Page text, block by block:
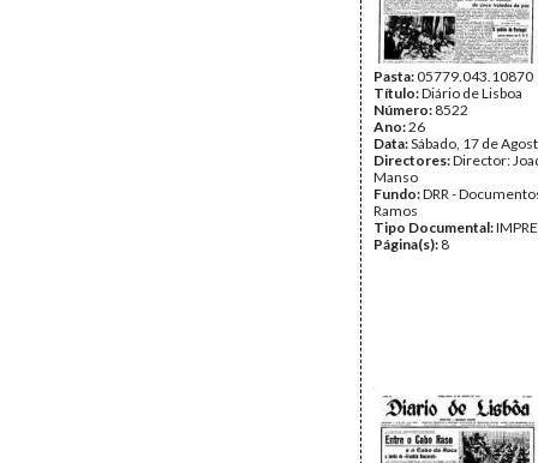
Pasta:05779.043.10870
Título:Diário de Lisboa
Número: 8522
Ano:26
Data:Sábado, 17 de
Directores:Director:
Manso
Fundo:DRR -
Ramos
Tipo Documental:
Página(s): 8